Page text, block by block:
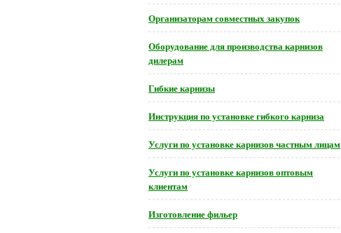
Организаторам совместных закупок
Оборудование для производства карнизов
дилерам
Гибкие карнизы
Инструкция по установке гибкого карниза
Услуги по установке карнизов частным лицам
Услуги по установке карнизов оптовым
клиентам
Изготовление фильер